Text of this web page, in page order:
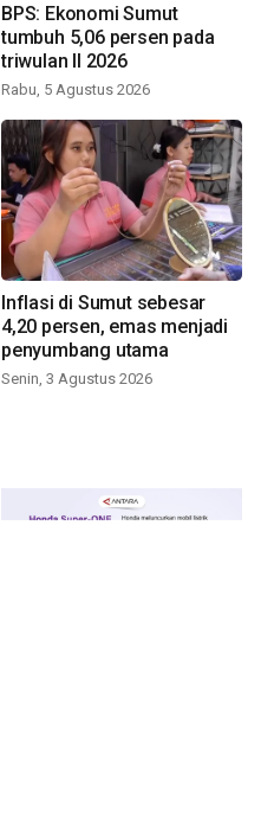
BPS: Ekonomi Sumut
tumbuh 5,06 persen pada
triwulan II 2026
Rabu, 5 Agustus 2026
Inflasi di Sumut sebesar
4,20 persen, emas menjadi
penyumbang utama
Senin, 3 Agustus 2026